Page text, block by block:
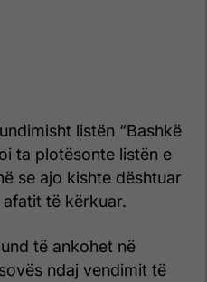
listën “Bashkë
ta plotësonte listën e
se ajo kishte dështuar
të kërkuar.
të ankohet në
ndaj vendimit të